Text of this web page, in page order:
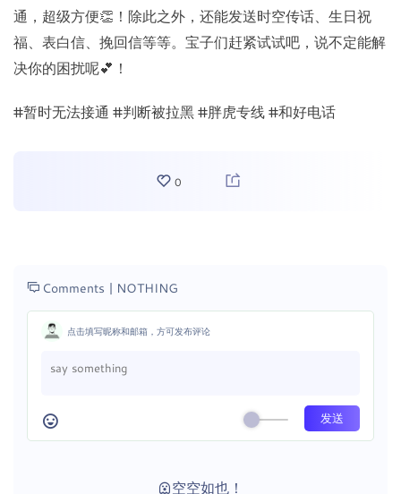
通，超级方便👏！除此之外，还能发送时空传话、生日祝
福、表白信、挽回信等等。宝子们赶紧试试吧，说不定能解
决你的困扰呢💕！
#暂时无法接通 #判断被拉黑 #胖虎专线 #和好电话
0
Comments | NOTHING
点击填写昵称和邮箱，方可发布评论
空空如也！